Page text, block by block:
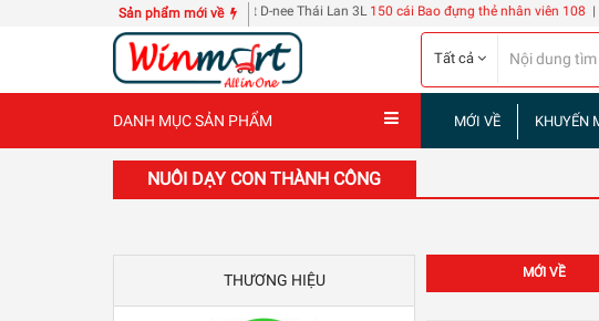
Sản phẩm mới về
| 4 can nước giặt D-nee Thái Lan 3L150 cái Bao đựng thẻ nhân viên 108 | 60 tập truyện
Tất cả
DANH MỤC SẢN PHẨM MỚI VỀ KHUYẾN
NUÔI DẠY CON THÀNH CÔNG
THƯƠNG HIỆU MỚI VỀ